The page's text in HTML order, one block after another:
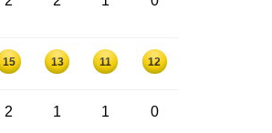
15 13 11 12
2 1 1 0